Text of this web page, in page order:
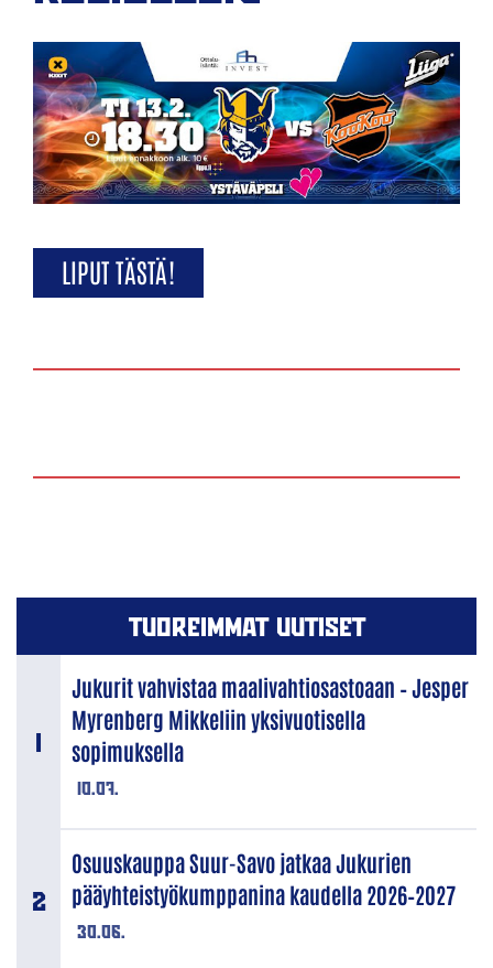
LIPUT TÄSTÄ!
TUOREIMMAT UUTISET
10.07.
Jukurit vahvistaa maalivahtiosastoaan – Jesper
Myrenberg Mikkeliin yksivuotisella
sopimuksella
30.06.
Osuuskauppa Suur-Savo jatkaa Jukurien
pääyhteistyökumppanina kaudella 2026–2027